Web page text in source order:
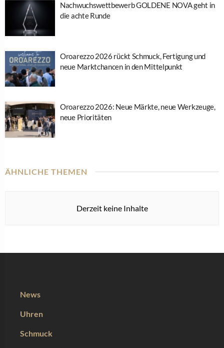
Nachwuchswettbewerb GOLDENE NOVA geht in
die achte Runde
Oroarezzo 2026 rückt Schmuck, Fertigung und
neue Marktchancen in den Mittelpunkt
Oroarezzo 2026: Neue Märkte, neue Werkzeuge,
neue Prioritäten
ÄHNLICHE THEMEN
Derzeit keine Inhalte
News
Uhren
Schmuck